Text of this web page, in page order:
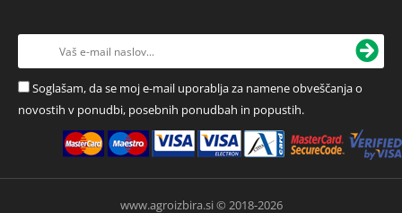
Soglašam, da se moj e-mail uporablja za namene obveščanja o
novostih v ponudbi, posebnih ponudbah in popustih.
www.agroizbira.si © 2018-2026